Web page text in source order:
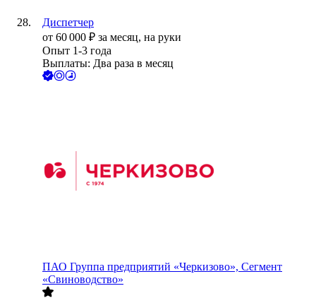
Диспетчер
от 60 000 ₽ за месяц, на руки
Опыт 1-3 года
Выплаты: Два раза в месяц
ПАО Группа предприятий «Черкизово», Сегмент
«Свиноводство»